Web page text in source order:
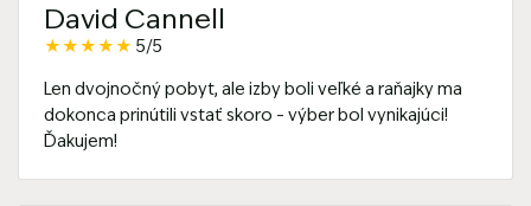
David Cannell
★★★★★ 5/5
Len dvojnočný pobyt, ale izby boli veľké a raňajky ma
dokonca prinútili vstať skoro – výber bol vynikajúci!
Ďakujem!